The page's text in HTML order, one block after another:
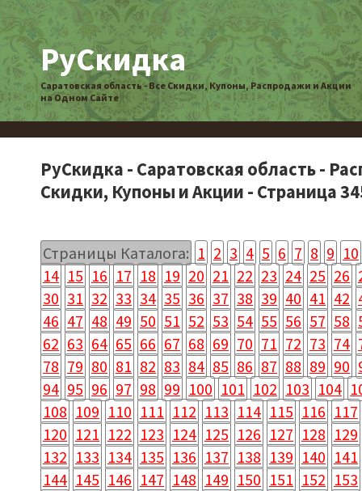
РуСкидка
Саратовская область - Все Скидки, Купоны, Распродажи и Акции
на Одном Сайте
РуСкидка - Саратовская область -
Скидки, Купоны и Акции - Страница
Страницы Каталога: 1 2 3 4 5 6 7 8 9 10
14 15 16 17 18 19 20 21 22 23 24 25 26
30 31 32 33 34 35 36 37 38 39 40 41 42
46 47 48 49 50 51 52 53 54 55 56 57 58
62 63 64 65 66 67 68 69 70 71 72 73 74
78 79 80 81 82 83 84 85 86 87 88 89 90
94 95 96 97 98 99 100 101 102 103 104
108 109 110 111 112 113 114 115 116 117
120 121 122 123 124 125 126 127 128 129
132 133 134 135 136 137 138 139 140 141
144 145 146 147 148 149 150 151 152 153